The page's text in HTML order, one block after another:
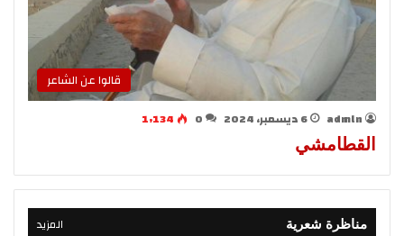
قالوا عن الشاعر
admln 6 ديسمبر، 2024 0
1٬134
القطامشي
مناظرة شعرية المزيد